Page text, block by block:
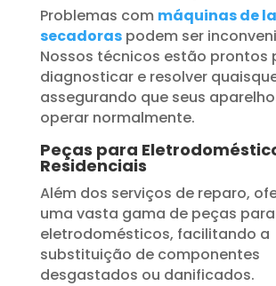
Problemas com máquinas de
secadoraspodem ser
Nossos técnicos estão prontos
diagnosticar e resolver
assegurando que seus
operar normalmente.
Peças para
Residenciais
Além dos serviços de reparo,
uma vasta gama de peças para
eletrodomésticos, facilitando a
substituição de componentes
desgastados ou danificados.